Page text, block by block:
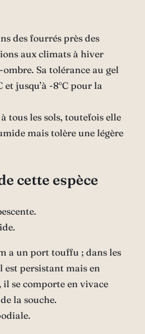
des fourrés près des
aux climats à hiver
Sa tolérance au gel
et jusqu’à -8°C pour la
tous les sols, toutefois elle
mais tolère une légère
cette espèce
.
a un port touffu ; dans les
est persistant mais en
il se comporte en vivace
la souche.
.